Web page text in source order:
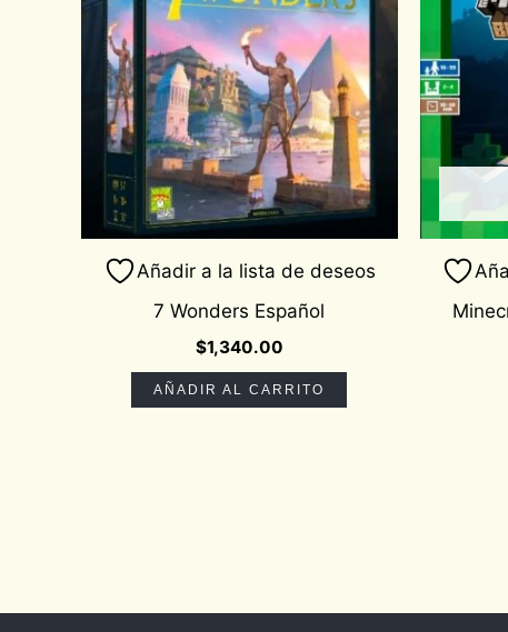
Añadir a la lista de deseos
7 Wonders Español
$1,340.00
AÑADIR AL CARRITO